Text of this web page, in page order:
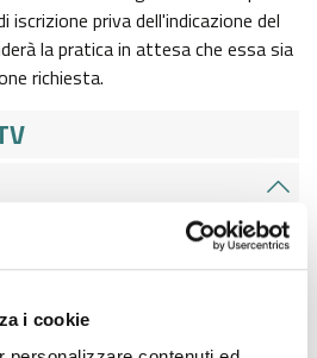
i cookie
iscrizione priva dell'indicazione del
la pratica in attesa che essa sia
richiesta.
ISCRITTI